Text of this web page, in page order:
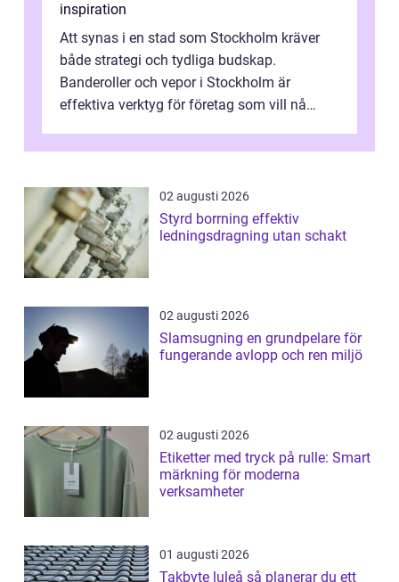
inspiration
Att synas i en stad som Stockholm kräver
både strategi och tydliga budskap.
Banderoller och vepor i Stockholm är
effektiva verktyg för företag som vill nå
02 augusti 2026
Styrd borrning effektiv
ledningsdragning utan schakt
02 augusti 2026
Slamsugning en grundpelare för
fungerande avlopp och ren miljö
02 augusti 2026
Etiketter med tryck på rulle: Smart
märkning för moderna
verksamheter
01 augusti 2026
Takbyte luleå så planerar du ett